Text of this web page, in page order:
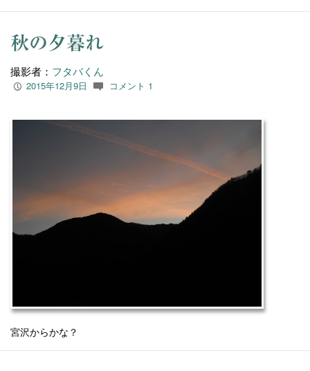
秋の夕暮れ
撮影者： フタバくん
P 2015年12月9日 c コメント 1
宮沢からかな？